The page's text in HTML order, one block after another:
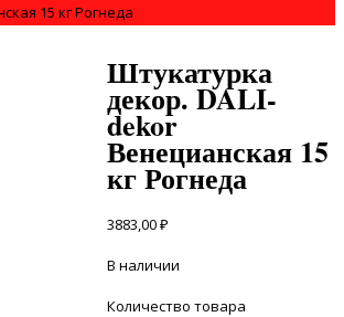
15 кг Рогнеда
Штукатурка
декор. DALI-
dekor
Венецианская 15
кг Рогнеда
3883,00₽
В наличии
Количество товара